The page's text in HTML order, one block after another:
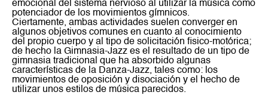
emocional del sistema nervioso al utilizar la música como
potenciador de los movimientos gímnicos.
Ciertamente, ambas actividades suelen converger en
algunos objetivos comunes en cuanto al conocimiento
del propio cuerpo y al tipo de solicitación fisico-motórica;
de hecho la Gimnasia-Jazz es el resultado de un tipo de
gimnasia tradicional que ha absorbido algunas
características de la Danza-Jazz, tales como: los
movimientos de oposición y disociación y el hecho de
utilizar unos estilos de música parecidos.